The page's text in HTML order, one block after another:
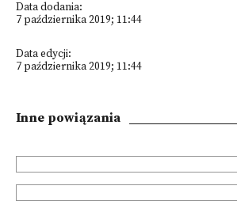
Data dodania:
7 października 2019; 11:44
Data edycji:
7 października 2019; 11:44
Inne powiązania